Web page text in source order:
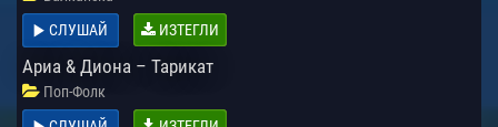
СЛУШАЙ
ИЗТЕГЛИ
Ариа & Диона – Тарикат
Поп-Фолк